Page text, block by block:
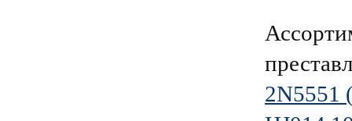
2N5551